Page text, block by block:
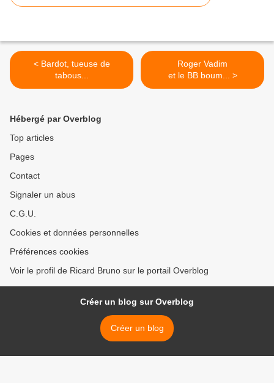
< Bardot, tueuse de
tabous...
Roger Vadim
et le BB boum... >
Hébergé par Overblog
Top articles
Pages
Contact
Signaler un abus
C.G.U.
Cookies et données personnelles
Préférences cookies
Voir le profil de Ricard Bruno sur le portail Overblog
Créer un blog sur Overblog
Créer un blog